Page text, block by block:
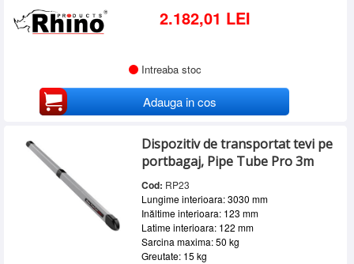
2.182,01 LEI
Intreaba stoc
Adauga in cos
Dispozitiv de transportat tevi pe
portbagaj, Pipe Tube Pro 3m
Cod: RP23
Lungime interioara: 3030 mm
Inăltime interioara: 123 mm
Latime interioara: 122 mm
Sarcina maxima: 50 kg
Greutate: 15 kg